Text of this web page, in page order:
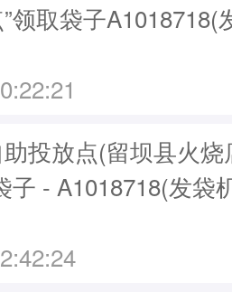
领取袋子A1018718(
投放点(留坝县火
子 - A1018718(发袋